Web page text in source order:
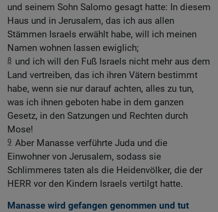
und seinem Sohn Salomo gesagt hatte: In diesem
Haus und in Jerusalem, das ich aus allen
Stämmen Israels erwählt habe, will ich meinen
Namen wohnen lassen ewiglich;
8 und ich will den Fuß Israels nicht mehr aus dem
Land vertreiben, das ich ihren Vätern bestimmt
habe, wenn sie nur darauf achten, alles zu tun,
was ich ihnen geboten habe in dem ganzen
Gesetz, in den Satzungen und Rechten durch
Mose!
9 Aber Manasse verführte Juda und die
Einwohner von Jerusalem, sodass sie
Schlimmeres taten als die Heidenvölker, die der
HERR vor den Kindern Israels vertilgt hatte.
Manasse wird gefangen genommen und tut